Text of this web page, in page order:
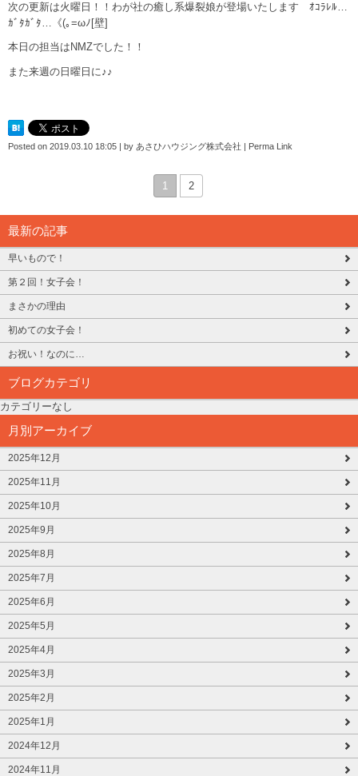
次の更新は火曜日！！わが社の癒し系爆裂娘が登場いたします ｵｺﾗﾚﾙ…
ｶﾞﾀｶﾞﾀ…《(｡=ωﾉ[壁]
本日の担当はNMZでした！！
また来週の日曜日に♪♪
Posted on 2019.03.10 18:05 | by あさひハウジング株式会社 | Perma Link
1 2
最新の記事
早いもので！
第２回！女子会！
まさかの理由
初めての女子会！
お祝い！なのに…
ブログカテゴリ
カテゴリーなし
月別アーカイブ
2025年12月
2025年11月
2025年10月
2025年9月
2025年8月
2025年7月
2025年6月
2025年5月
2025年4月
2025年3月
2025年2月
2025年1月
2024年12月
2024年11月